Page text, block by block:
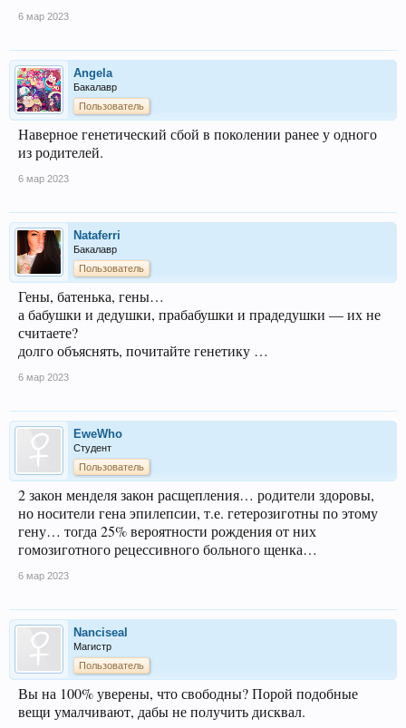
6 мар 2023
Angela
Бакалавр
Пользователь
Наверное генетический сбой в поколении ранее у одного
из родителей.
6 мар 2023
Nataferri
Бакалавр
Пользователь
Гены, батенька, гены…
а бабушки и дедушки, прабабушки и прадедушки — их не
считаете?
долго объяснять, почитайте генетику …
6 мар 2023
EweWho
Студент
Пользователь
2 закон менделя закон расщепления… родители здоровы,
но носители гена эпилепсии, т.е. гетерозиготны по этому
гену… тогда 25% вероятности рождения от них
гомозиготного рецессивного больного щенка…
6 мар 2023
Nanciseal
Магистр
Пользователь
Вы на 100% уверены, что свободны? Порой подобные
вещи умалчивают, дабы не получить дисквал.